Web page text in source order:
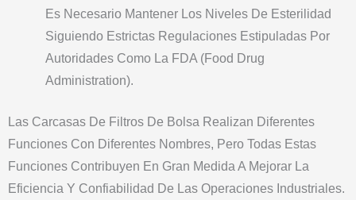
Es Necesario Mantener Los Niveles De Esterilidad
Siguiendo Estrictas Regulaciones Estipuladas Por
Autoridades Como La FDA (Food Drug
Administration).
Las Carcasas De Filtros De Bolsa Realizan Diferentes
Funciones Con Diferentes Nombres, Pero Todas Estas
Funciones Contribuyen En Gran Medida A Mejorar La
Eficiencia Y Confiabilidad De Las Operaciones Industriales.